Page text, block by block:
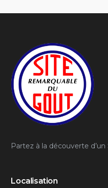
Partez à la découverte
Localisation